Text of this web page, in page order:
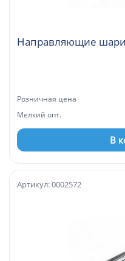
Направляющие
Розничная цена
Мелкий опт.
В
Артикул: 0002572